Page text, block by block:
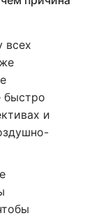
всех
быстро
и